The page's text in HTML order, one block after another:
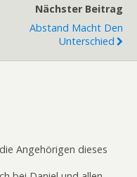
Nächster Beitrag
Abstand Macht Den
Unterschied
Angehörigen dieses